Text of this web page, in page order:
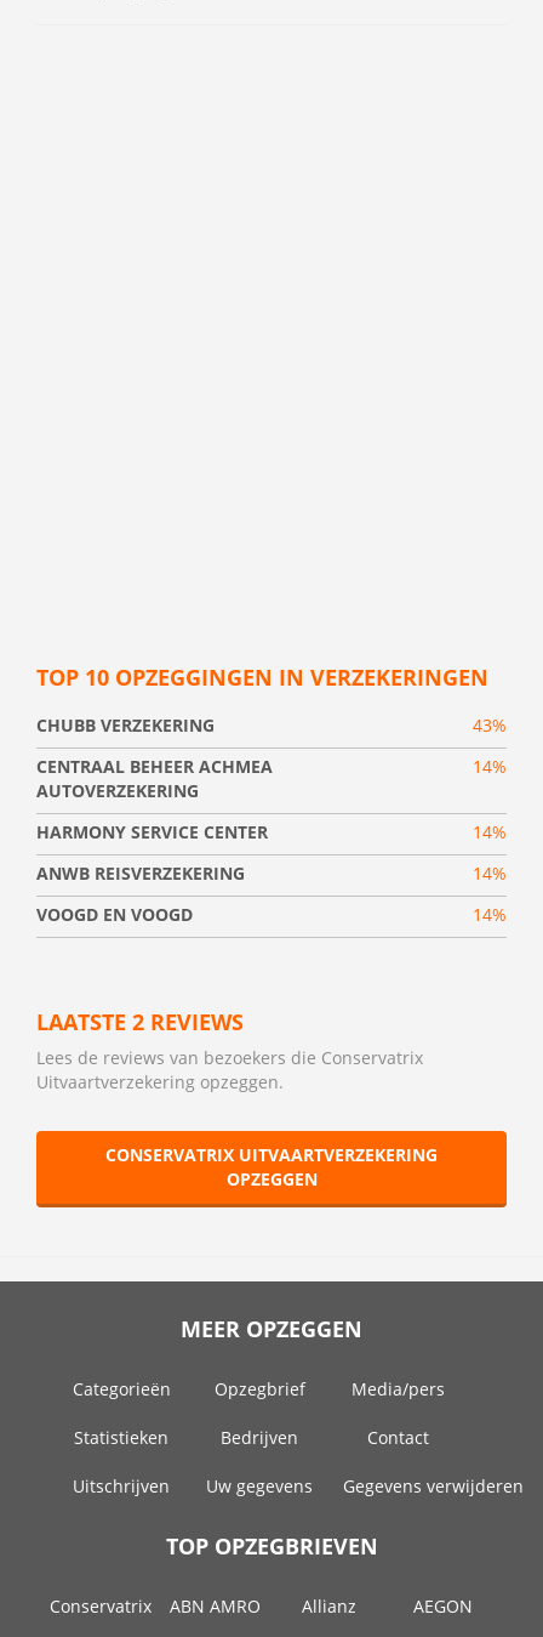
TOP 10 OPZEGGINGEN IN VERZEKERINGEN
CHUBB VERZEKERING
43%
CENTRAAL BEHEER ACHMEA
AUTOVERZEKERING
14%
HARMONY SERVICE CENTER
14%
ANWB REISVERZEKERING
14%
VOOGD EN VOOGD
14%
LAATSTE 2 REVIEWS
Lees de reviews van bezoekers die Conservatrix
Uitvaartverzekering opzeggen.
CONSERVATRIX UITVAARTVERZEKERING
OPZEGGEN
MEER OPZEGGEN
Categorieën Opzegbrief Media/pers
Statistieken Bedrijven Contact
Uitschrijven Uw gegevens Gegevens verwijderen
TOP OPZEGBRIEVEN
Conservatrix ABN AMRO Allianz AEGON